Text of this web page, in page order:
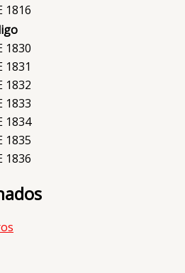
1816
1830
1831
1832
1833
1834
1835
1836